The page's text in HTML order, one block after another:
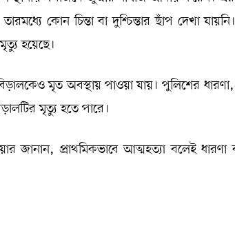
কোন চিন্তা বা দুশ্চিন্তার ছাঁপ দেখা
হয়েছে।
মৃত অবস্থায় পাওয়া যায়। পুলিশের
মৃত্যু হতে পারে।
জানান, প্রাথমিকভাবে আত্মহত্যা বলেই ধারণা